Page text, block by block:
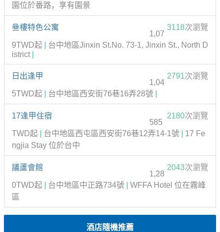
園位於番路，享有園景
叄樓特色公寓 3118次瀏覽
1,07
9TWD起
台中地區Jinxin St.No. 73-1, Jinxin St., North D
istrict
日出逢甲 2791次瀏覽
1,04
5TWD起
台中地區西安街76巷16弄28號
17逢甲住宿 2180次瀏覽
585
TWD起
台中地區西屯區西安街76巷12弄14-1號
17 Fe
ngjia Stay 位於台中
議蘆會館 2043次瀏覽
1,28
0TWD起
台中地區中正路734號
WFFA Hotel 位在霧峰
區
酒店隨機推薦